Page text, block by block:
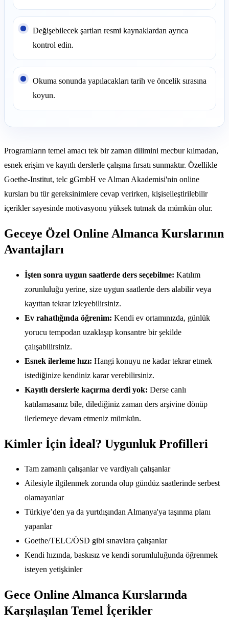
Değişebilecek şartları resmi kaynaklardan ayrıca
kontrol edin.
Okuma sonunda yapılacakları tarih ve öncelik sırasına
koyun.
Programların temel amacı tek bir zaman dilimini mecbur kılmadan,
esnek erişim ve kayıtlı derslerle çalışma fırsatı sunmaktır. Özellikle
Goethe-Institut, telc gGmbH ve Alman Akademisi'nin online
kursları bu tür gereksinimlere cevap verirken, kişiselleştirilebilir
içerikler sayesinde motivasyonu yüksek tutmak da mümkün olur.
Geceye Özel Online Almanca Kurslarının
Avantajları
İşten sonra uygun saatlerde ders seçebilme: Katılım
zorunluluğu yerine, size uygun saatlerde ders alabilir veya
kayıttan tekrar izleyebilirsiniz.
Ev rahatlığında öğrenim: Kendi ev ortamınızda, günlük
yorucu tempodan uzaklaşıp konsantre bir şekilde
çalışabilirsiniz.
Esnek ilerleme hızı: Hangi konuyu ne kadar tekrar etmek
istediğinize kendiniz karar verebilirsiniz.
Kayıtlı derslerle kaçırma derdi yok: Derse canlı
katılamasanız bile, dilediğiniz zaman ders arşivine dönüp
ilerlemeye devam etmeniz mümkün.
Kimler İçin İdeal? Uygunluk Profilleri
Tam zamanlı çalışanlar ve vardiyalı çalışanlar
Ailesiyle ilgilenmek zorunda olup gündüz saatlerinde serbest
olamayanlar
Türkiye’den ya da yurtdışından Almanya'ya taşınma planı
yapanlar
Goethe/TELC/ÖSD gibi sınavlara çalışanlar
Kendi hızında, baskısız ve kendi sorumluluğunda öğrenmek
isteyen yetişkinler
Gece Online Almanca Kurslarında
Karşılaşılan Temel İçerikler